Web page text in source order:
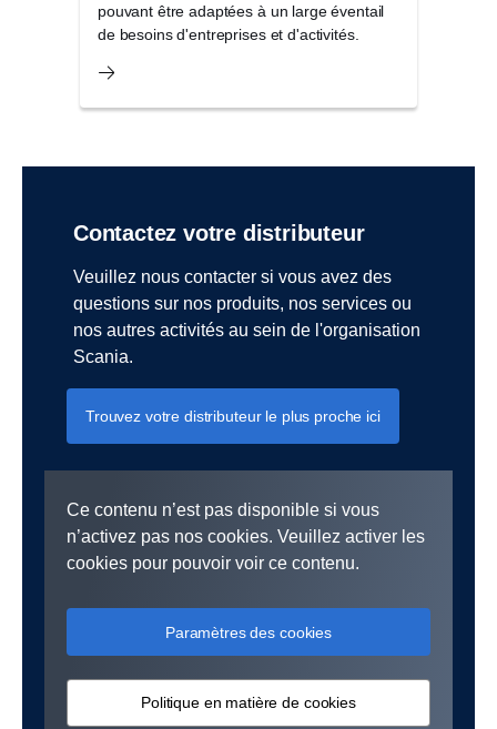
pouvant être adaptées à un large éventail
de besoins d'entreprises et d'activités.
Contactez votre distributeur
Veuillez nous contacter si vous avez des
questions sur nos produits, nos services ou
nos autres activités au sein de l'organisation
Scania.
Trouvez votre distributeur le plus proche ici
Ce contenu n’est pas disponible si vous
n’activez pas nos cookies. Veuillez activer les
cookies pour pouvoir voir ce contenu.
Paramètres des cookies
Politique en matière de cookies